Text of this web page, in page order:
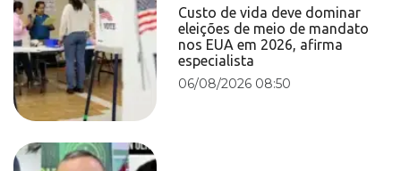
Custo de vida deve dominar
eleições de meio de mandato
nos EUA em 2026, afirma
especialista
06/08/2026 08:50